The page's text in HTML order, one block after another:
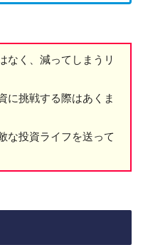
なく、減ってしまうリ
に挑戦する際はあくま
な投資ライフを送って